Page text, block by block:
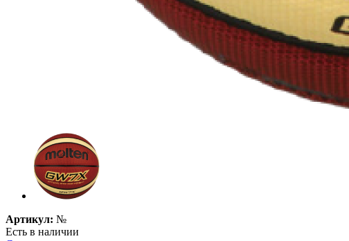
Артикул: №
Есть в наличии